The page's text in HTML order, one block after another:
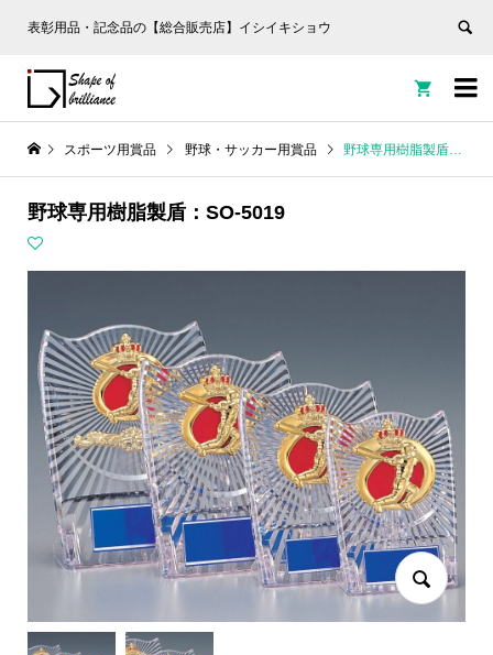
表彰用品・記念品の【総合販売店】イシイキショウ


スポーツ用賞品 野球・サッカー用賞品 野球専用樹脂製盾：SO-5019
野球専用樹脂製盾：SO-5019